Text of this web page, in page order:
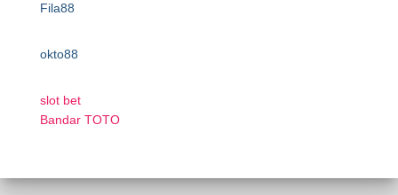
Fila88
okto88
slot bet
Bandar TOTO